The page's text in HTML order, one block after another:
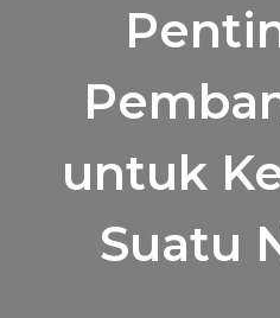
untuk
Suatu